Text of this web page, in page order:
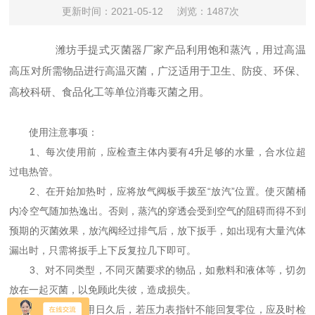
更新时间：2021-05-12 浏览：1487次
潍坊手提式灭菌器厂家产品利用饱和蒸汽，用过高温
高压对所需物品进行高温灭菌，广泛适用于卫生、防疫、环保、
高校科研、食品化工等单位消毒灭菌之用。
使用注意事项：
1、每次使用前，应检查主体内要有4升足够的水量，合水位超
过电热管。
2、在开始加热时，应将放气阀板手拨至“放汽”位置。使灭菌桶
内冷空气随加热逸出。否则，蒸汽的穿透会受到空气的阻碍而得不到
预期的灭菌效果，放汽阀经过排气后，放下扳手，如出现有大量汽体
漏出时，只需将扳手上下反复拉几下即可。
3、对不同类型，不同灭菌要求的物品，如敷料和液体等，切勿
放在一起灭菌，以免顾此失彼，造成损失。
4、压力表使用日久后，若压力表指针不能回复零位，应及时检